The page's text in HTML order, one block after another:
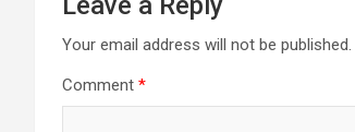
Your email address will not be published.
Comment *